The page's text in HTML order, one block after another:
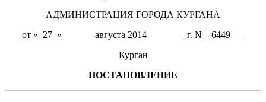
АДМИНИСТРАЦИЯ ГОРОДА КУРГАНА
от «_27_»_______августа 2014________ г. N__6449___
Курган
ПОСТАНОВЛЕНИЕ